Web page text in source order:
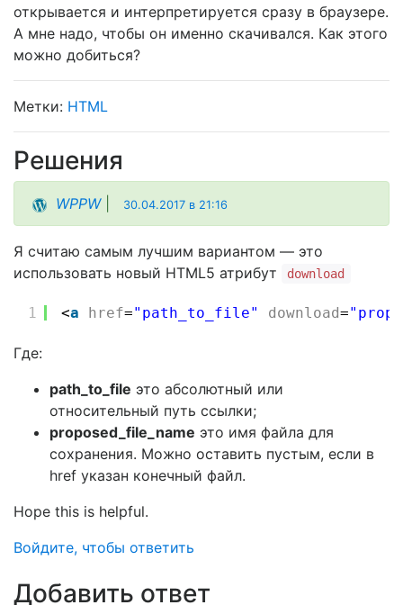
открывается и интерпретируется сразу в браузере.
А мне надо, чтобы он именно скачивался. Как этого
можно добиться?
HTML
Решения
WPPW 30.04.2017 в 21:16
Я считаю самым лучшим вариантом — это
использовать новый HTML5 атрибут
download
1 <a href="path_to_file" download=
Где:
path_to_file это абсолютный или
относительный путь ссылки;
proposed_file_name это имя файла для
сохранения. Можно оставить пустым, если в
href указан конечный файл.
Hope this is helpful.
Войдите, чтобы ответить